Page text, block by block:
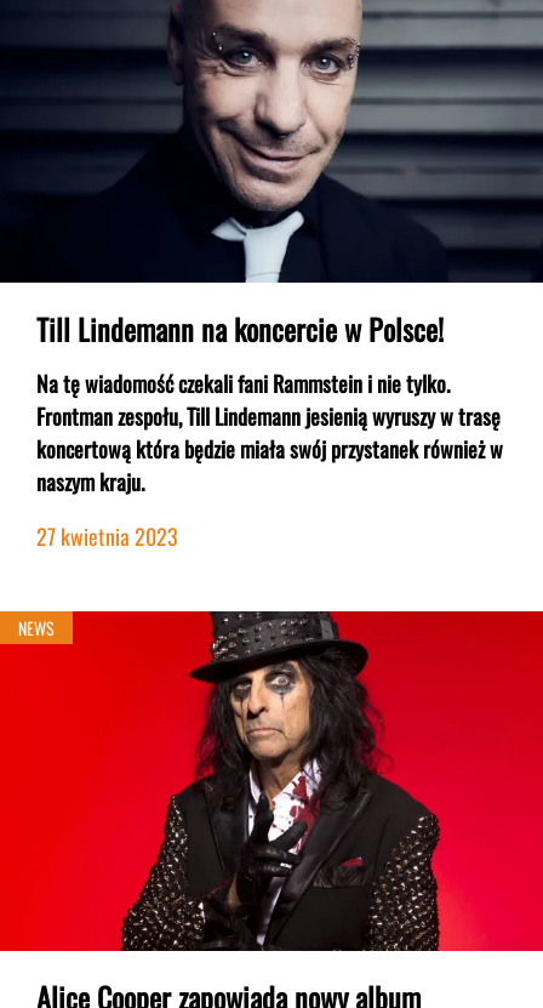
Till Lindemann na koncercie w Polsce!
Na tę wiadomość czekali fani Rammstein i nie tylko.
Frontman zespołu, Till Lindemann jesienią wyruszy w trasę
koncertową która będzie miała swój przystanek również w
naszym kraju.
27 kwietnia 2023
NEWS
Alice Cooper zapowiada nowy album